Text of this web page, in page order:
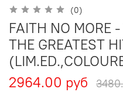
(0)
FAITH NO MORE
THE GREATEST
2964.00 руб